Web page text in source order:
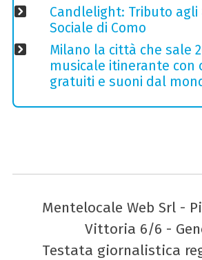
Candlelight: Tributo agli
Sociale di Como
Milano la città che sale
musicale itinerante con
gratuiti e suoni dal
Mentelocale Web Srl -
Vittoria 6/6 -
Testata giornalistica